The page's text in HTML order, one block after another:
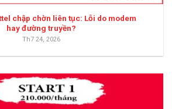
chập chờn liên tục: Lỗi do modem
hay đường truyền?
Th7 24, 2026